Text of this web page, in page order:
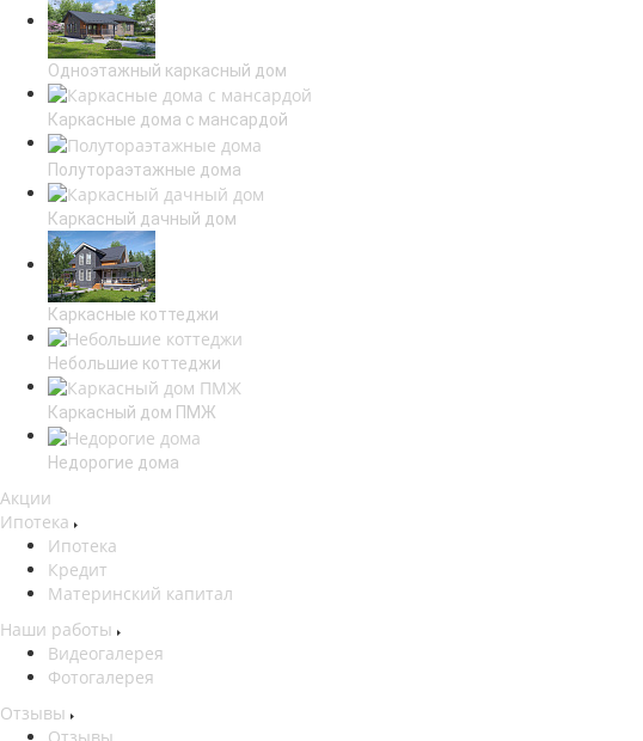
Одноэтажный каркасный дом
Каркасные дома с мансардой
Полутораэтажные дома
Каркасный дачный дом
Каркасные коттеджи
Небольшие коттеджи
Каркасный дом ПМЖ
Недорогие дома
Акции
Ипотека
Ипотека
Кредит
Материнский капитал
Наши работы
Видеогалерея
Фотогалерея
Отзывы
Отзывы